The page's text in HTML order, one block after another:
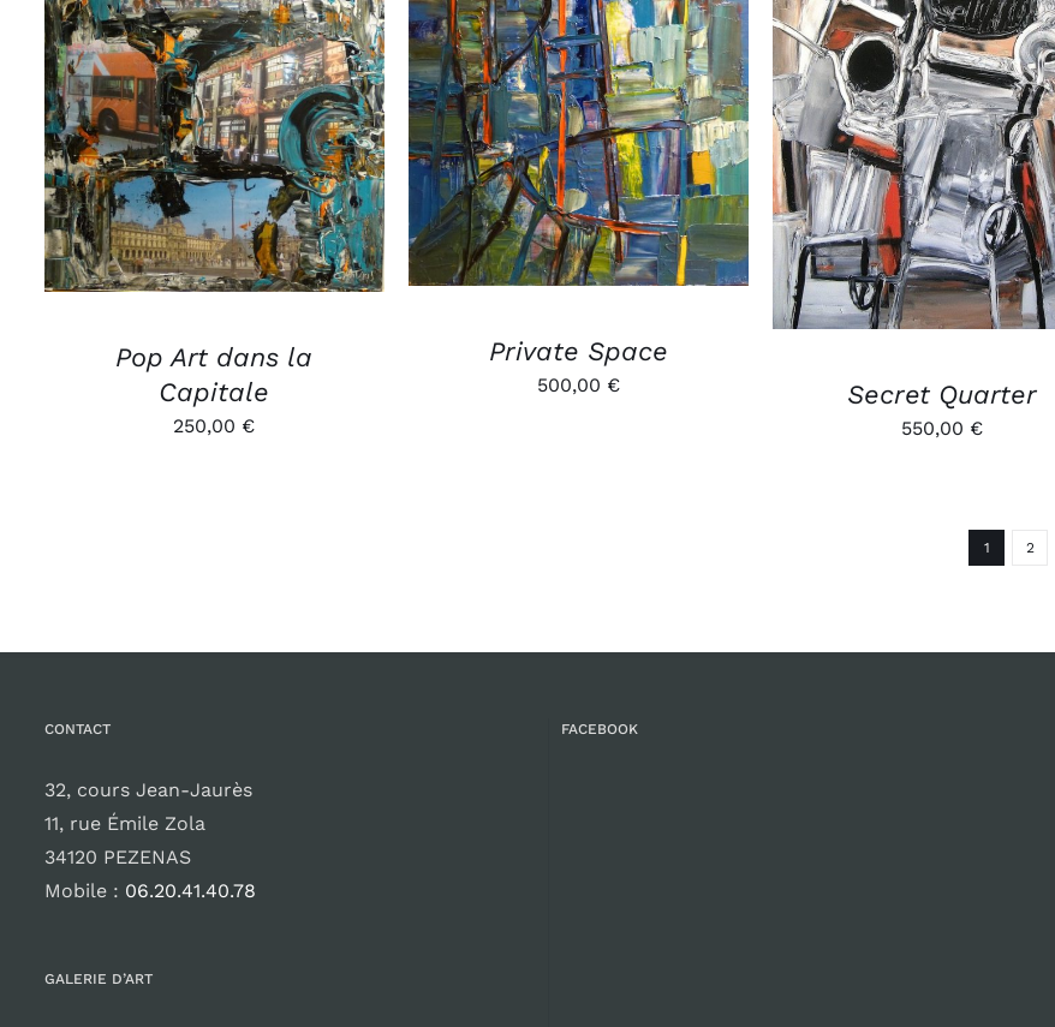
AJOUTER AU PANIER
/
APERÇU
Pop Art dans la
Capitale
250,00 €
AJOUTER AU PANIER
/
APERÇU
Private Space
500,00 €
AJOUTER AU PANIER
/
APERÇU
Secret Quarter
550,00 €
1 2
CONTACT
32, cours Jean-Jaurès
11, rue Émile Zola
34120 PEZENAS
Mobile : 06.20.41.40.78
GALERIE D’ART
FACEBOOK